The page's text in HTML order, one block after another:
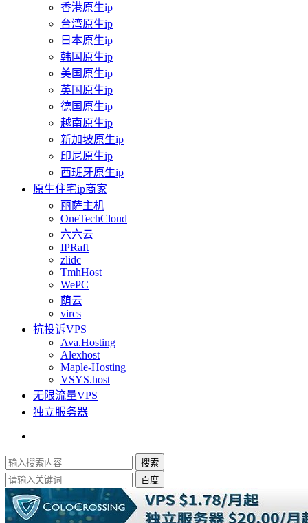
香港原生ip
台湾原生ip
日本原生ip
韩国原生ip
美国原生ip
英国原生ip
德国原生ip
越南原生ip
新加坡原生ip
印尼原生ip
西班牙原生ip
原生住宅ip商家
丽萨主机
OneTechCloud
六六云
IPRaft
zlidc
TmhHost
WePC
荫云
vircs
抗投诉VPS
Ava.Hosting
Alexhost
Maple-Hosting
VSYS.host
无限流量VPS
独立服务器